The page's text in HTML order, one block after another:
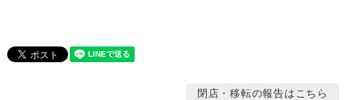
閉店・移転の報告はこちら